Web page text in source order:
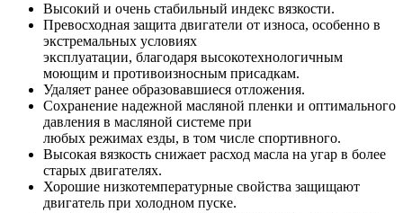
Высокий и очень стабильный индекс вязкости.
Превосходная защита двигатели от износа, особенно в
экстремальных условиях
эксплуатации, благодаря высокотехнологичным
моющим и противоизносным присадкам.
Удаляет ранее образовавшиеся отложения.
Сохранение надежной масляной пленки и оптимального
давления в масляной системе при
любых режимах езды, в том числе спортивного.
Высокая вязкость снижает расход масла на угар в более
старых двигателях.
Хорошие низкотемпературные свойства защищают
двигатель при холодном пуске.